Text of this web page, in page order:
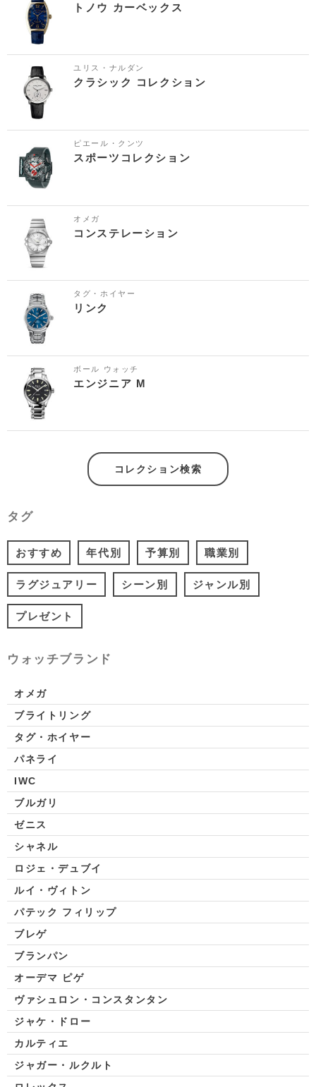
トノウ カーベックス
ユリス・ナルダン
クラシック コレクション
ピエール・クンツ
スポーツコレクション
オメガ
コンステレーション
タグ・ホイヤー
リンク
ボール ウォッチ
エンジニア M
コレクション検索
タグ
おすすめ 年代別 予算別 職業別
ラグジュアリー シーン別 ジャンル別
プレゼント
ウォッチブランド
オメガ
ブライトリング
タグ・ホイヤー
パネライ
IWC
ブルガリ
ゼニス
シャネル
ロジェ・デュブイ
ルイ・ヴィトン
パテック フィリップ
ブレゲ
ブランパン
オーデマ ピゲ
ヴァシュロン・コンスタンタン
ジャケ・ドロー
カルティエ
ジャガー・ルクルト